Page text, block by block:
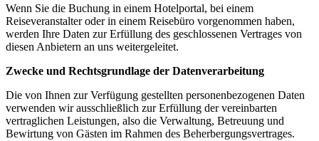
Wenn Sie die Buchung in einem Hotelportal, bei einem
Reiseveranstalter oder in einem Reisebüro vorgenommen haben,
werden Ihre Daten zur Erfüllung des geschlossenen Vertrages von
diesen Anbietern an uns weitergeleitet.
Zwecke und Rechtsgrundlage der Datenverarbeitung
Die von Ihnen zur Verfügung gestellten personenbezogenen Daten
verwenden wir ausschließlich zur Erfüllung der vereinbarten
vertraglichen Leistungen, also die Verwaltung, Betreuung und
Bewirtung von Gästen im Rahmen des Beherbergungsvertrages.